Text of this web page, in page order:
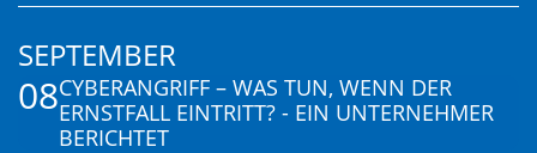
SEPTEMBER
08CYBERANGRIFF – WAS TUN, WENN DER
ERNSTFALL EINTRITT? - EIN UNTERNEHMER
BERICHTET